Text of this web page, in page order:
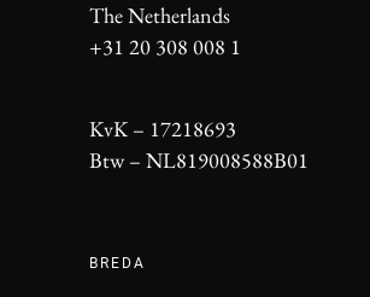
The Netherlands
+31 20 308 008 1
KvK – 17218693
Btw – NL819008588B01
BREDA